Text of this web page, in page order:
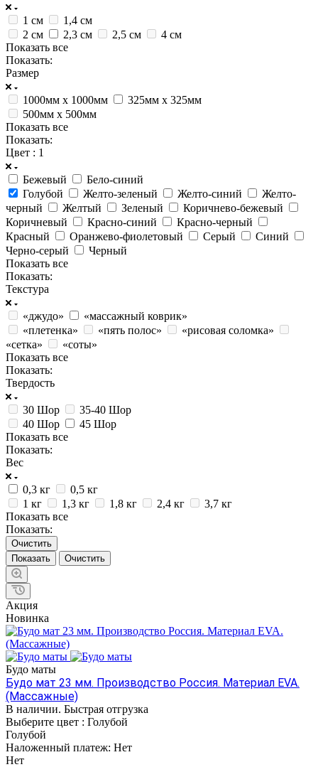
1 см
1,4 см
2 cм
2,3 см 2,5 cм
4 см
Показать все
Показать:
Размер
1000мм х 1000мм
325мм х 325мм
500мм х 500мм
Показать все
Показать:
Цвет : 1
Бежевый
Бело-синий
Голубой
Желто-зеленый Желто-синий
Желто-
черный
Желтый Зеленый
Коричнево-бежевый
Коричневый
Красно-синий
Красно-черный
Красный
Оранжево-фиолетовый Серый
Синий
Черно-серый
Черный
Показать все
Показать:
Текстура
«джудо»
«массажный коврик»
«плетенка»
«пять полос»
«рисовая соломка»
«сетка»
«соты»
Показать все
Показать:
Твердость
30 Шор
35-40 Шор
40 Шор
45 Шор
Показать все
Показать:
Вес
0,3 кг
0,5 кг
1 кг
1,3 кг 1,8 кг 2,4 кг
3,7 кг
Показать все
Показать:
Очистить
Очистить
Акция
Новинка
Будо маты
Будо мат 23 мм. Производство Россия. Материал EVA.
(Массажные)
В наличии. Быстрая отгрузка
Выберите цвет : Голубой
Голубой
Наложенный платеж: Нет
Нет